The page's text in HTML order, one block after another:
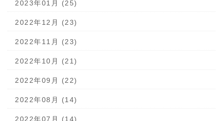
2023年01月 (25)
2022年12月 (23)
2022年11月 (23)
2022年10月 (21)
2022年09月 (22)
2022年08月 (14)
2022年07月 (14)